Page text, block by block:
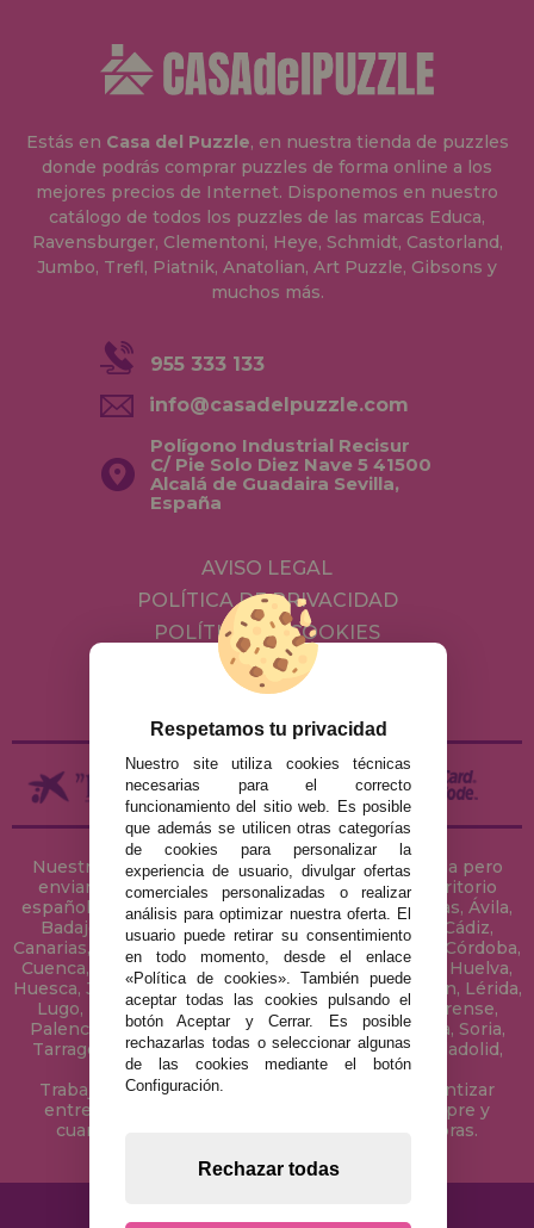
Estás en Casa del Puzzle, en nuestra tienda de puzzles
donde podrás comprar puzzles de forma online a los
mejores precios de Internet. Disponemos en nuestro
catálogo de todos los puzzles de las marcas Educa,
Ravensburger, Clementoni, Heye, Schmidt, Castorland,
Jumbo, Trefl, Piatnik, Anatolian, Art Puzzle, Gibsons y
muchos más.
955 333 133
info@casadelpuzzle.com
Polígono Industrial Recisur
C/ Pie Solo Diez Nave 5 41500
Alcalá de Guadaira Sevilla,
España
AVISO LEGAL
POLÍTICA DE PRIVACIDAD
POLÍTICA DE COOKIES
ENVÍOS Y DEVOLUCIONES
DEVOLUCIONES / DESISTIMIENTO
Nuestra tienda de puzzles está ubicada en Sevilla pero
enviamos tus puzzles a cualquier ciudad del territorio
español: Álava, Albacete, Alicante, Almería, Asturias, Ávila,
Badajoz, Baleares, Barcelona, Burgos, Cáceres, Cádiz,
Canarias, Cantabria, Castellón, Ceuta, Ciudad Real, Córdoba,
Cuenca, Gerona, Granada, Guadalajara, Guipúzcoa, Huelva,
Huesca, Jaén, La Coruña, La Rioja, Las Palmas, Leon, Lérida,
Lugo, Madrid, Málaga, Melilla, Murcia, Navarra, Orense,
Palencia, Pontevedra, Salamanca, Segovia, Sevilla, Soria,
Tarragona, Tenerife, Teruel, Toledo, Valencia, Valladolid,
Vizcaya, Zamora y Zaragoza.
Trabajamos con Stocks permanentes para garantizar
entregas rápidas en territorio peninsular, siempre y
cuando el pedido se realice antes de las 18 horas.
Respetamos tu privacidad
Nuestro site utiliza cookies técnicas
necesarias para el correcto
funcionamiento del sitio web. Es posible
que además se utilicen otras categorías
de cookies para personalizar la
experiencia de usuario, divulgar ofertas
comerciales personalizadas o realizar
análisis para optimizar nuestra oferta. El
usuario puede retirar su consentimiento
en todo momento, desde el enlace
«Política de cookies». También puede
aceptar todas las cookies pulsando el
botón Aceptar y Cerrar. Es posible
rechazarlas todas o seleccionar algunas
de las cookies mediante el botón
Configuración.
Rechazar todas